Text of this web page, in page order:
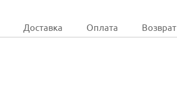
Доставка Оплата Возврат